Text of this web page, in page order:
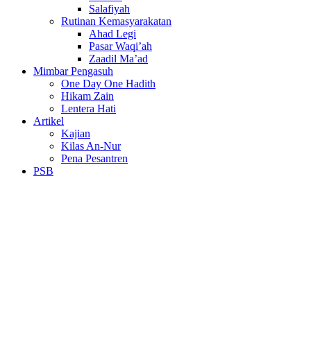
Salafiyah
Rutinan Kemasyarakatan
Ahad Legi
Pasar Waqi’ah
Zaadil Ma’ad
Mimbar Pengasuh
One Day One Hadith
Hikam Zain
Lentera Hati
Artikel
Kajian
Kilas An-Nur
Pena Pesantren
PSB